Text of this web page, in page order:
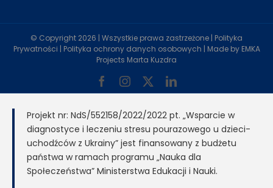
© Copyright 2026 | Wszystkie prawa zastrzeżone | Polityka
Prywatności | Polityka ochrony danych osobowych | Made by EMKA
Projects Marta Kuzdra
FacebookInstagram LinkedIn
Projekt nr: NdS/552158/2022/2022 pt. „Wsparcie w
diagnostyce i leczeniu stresu pourazowego u dzieci-
uchodźców z Ukrainy” jest finansowany z budżetu
państwa w ramach programu „Nauka dla
Społeczeństwa” Ministerstwa Edukacji i Nauki.